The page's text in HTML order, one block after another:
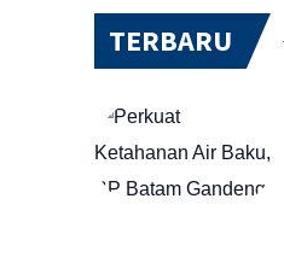
TERBARU